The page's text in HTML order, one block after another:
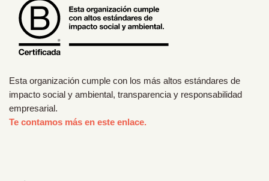
Esta organización cumple con los más altos estándares de
impacto social y ambiental, transparencia y responsabilidad
empresarial.
Te contamos más en este enlace.